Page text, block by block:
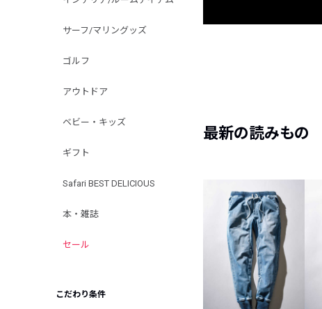
サーフ/マリングッズ
ゴルフ
アウトドア
ベビー・キッズ
ギフト
Safari BEST DELICIOUS
本・雑誌
セール
こだわり条件
最新の読みもの